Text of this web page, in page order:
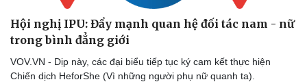
Hội nghị IPU: Đẩy mạnh quan hệ đối tác nam - nữ
trong bình đẳng giới
VOV.VN - Dịp này, các đại biểu tiếp tục ký cam kết thực hiện
Chiến dịch HeforShe (Vì những người phụ nữ quanh ta).